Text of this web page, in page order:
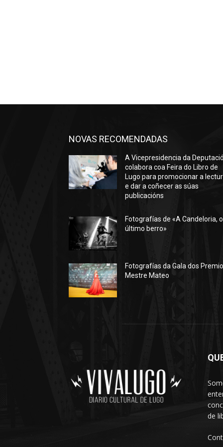
NOVAS RECOMENDADAS
A Vicepresidencia da
colabora coa Feira do Libro de
Lugo para promocionar a
e dar a coñecer as súas
publicacións
Fotografías de «A Candeloria, o
último berro»
Fotografías da Gala dos
Mestre Mateo
de